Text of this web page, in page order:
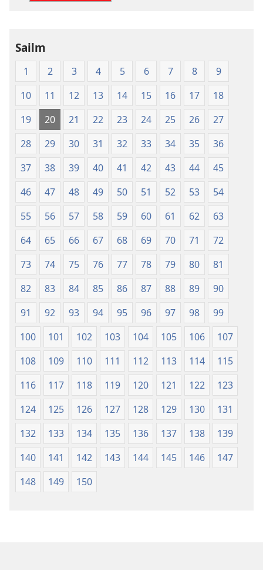
Sailm
1 2 3 4 5 6 7 8
9
10
11 12 13 14 15 16 17
18
19
20 21 22 23 24 25 26
27
28
29 30 31 32 33 34 35
36
37
38 39 40 41 42 43 44
45
46
47 48 49 50 51 52 53
54
55
56 57 58 59 60 61 62
63
64
65 66 67 68 69 70 71
72
73
74 75 76 77 78 79 80
81
82
83 84 85 86 87 88 89
90
91
92 93 94 95 96 97 98
99
100
101 102 103 104 105 106
107
108
109 110 111 112 113 114
115
116
117 118 119 120 121 122
123
124
125 126 127 128 129 130
131
132
133 134 135 136 137 138
139
140
141 142 143 144 145 146
147
148
149 150